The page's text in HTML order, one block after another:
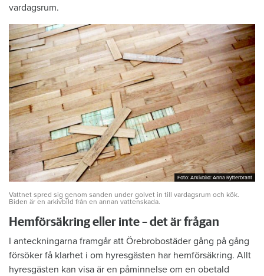
vardagsrum.
Foto: Arkivbild: Anna Rytterbrant
Foto: Arkivbild: Anna Rytterbrant
Vattnet spred sig genom sanden under golvet in till vardagsrum och kök.
Biden är en arkivbild från en annan vattenskada.
Hemförsäkring eller inte – det är frågan
I anteckningarna framgår att Örebrobostäder gång på gång
försöker få klarhet i om hyresgästen har hemförsäkring. Allt
hyresgästen kan visa är en påminnelse om en obetald